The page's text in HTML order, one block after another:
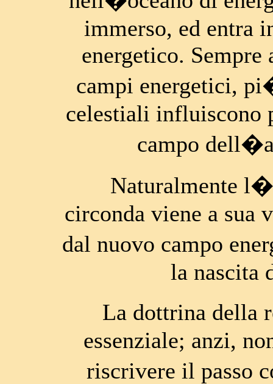
immerso, ed entra
energetico.
campi energetici,
celestiali influiscono
campo
Naturalmente
circonda viene a sua
dal nuovo campo
la nascita
La dottrina della
essenziale; anzi,
riscrivere il passo